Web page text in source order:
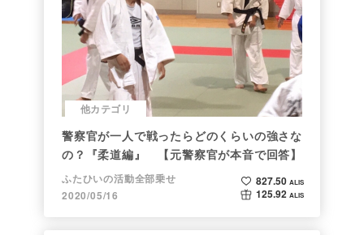
他カテゴリ
警察官が一人で戦ったらどのくらいの強さな
の？『柔道編』 【元警察官が本音で回答】
ふたひいの活動全部乗せ
2020/05/16
827.50 ALIS
125.92 ALIS